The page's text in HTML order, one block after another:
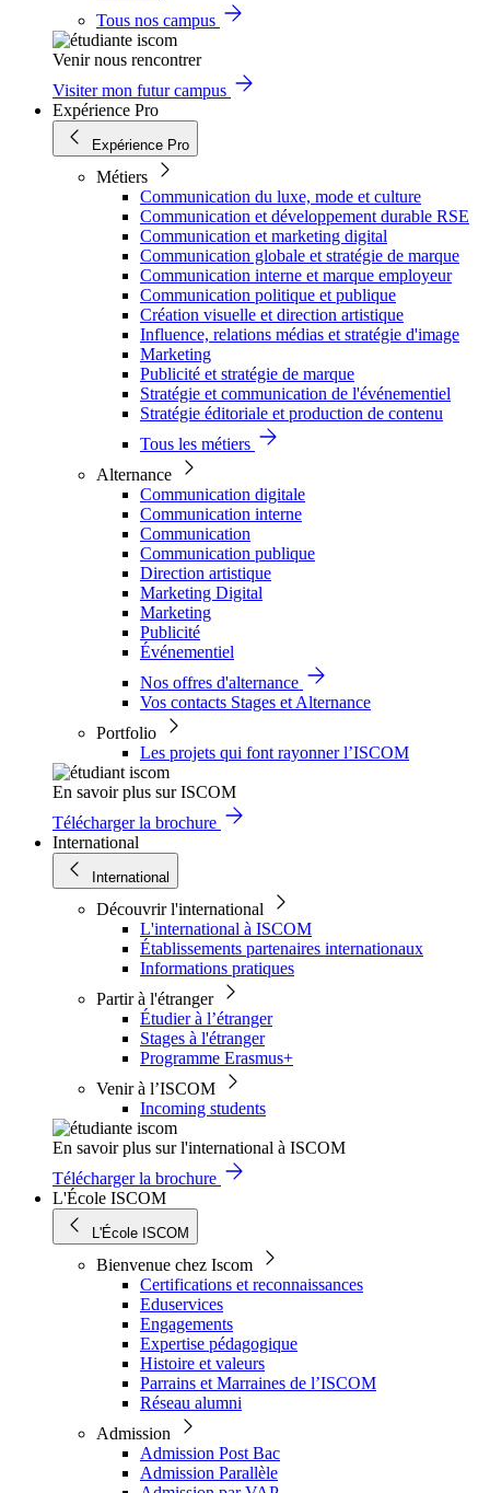
Tous nos campus
Venir nous rencontrer
Visiter mon futur campus
Expérience Pro
Expérience Pro
Métiers
Communication du luxe, mode et culture
Communication et développement durable RSE
Communication et marketing digital
Communication globale et stratégie de marque
Communication interne et marque employeur
Communication politique et publique
Création visuelle et direction artistique
Influence, relations médias et stratégie d'image
Marketing
Publicité et stratégie de marque
Stratégie et communication de l'événementiel
Stratégie éditoriale et production de contenu
Tous les métiers
Alternance
Communication digitale
Communication interne
Communication
Communication publique
Direction artistique
Marketing Digital
Marketing
Publicité
Événementiel
Nos offres d'alternance
Vos contacts Stages et Alternance
Portfolio
Les projets qui font rayonner l’ISCOM
En savoir plus sur ISCOM
Télécharger la brochure
International
International
Découvrir l'international
L'international à ISCOM
Établissements partenaires internationaux
Informations pratiques
Partir à l'étranger
Étudier à l’étranger
Stages à l'étranger
Programme Erasmus+
Venir à l’ISCOM
Incoming students
En savoir plus sur l'international à ISCOM
Télécharger la brochure
L'École ISCOM
L'École ISCOM
Bienvenue chez Iscom
Certifications et reconnaissances
Eduservices
Engagements
Expertise pédagogique
Histoire et valeurs
Parrains et Marraines de l’ISCOM
Réseau alumni
Admission
Admission Post Bac
Admission Parallèle